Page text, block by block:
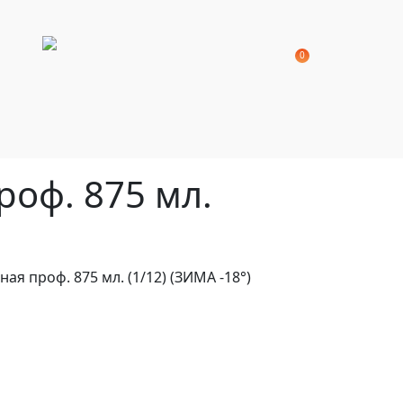
0
875 мл.
проф. 875 мл. (1/12) (ЗИМА -18°)